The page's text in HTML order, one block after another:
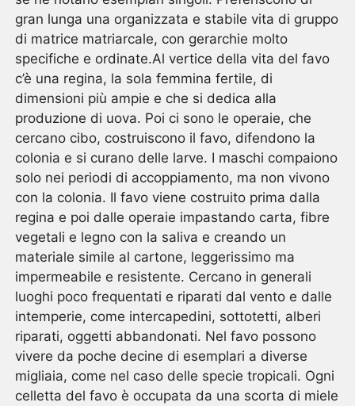
gran lunga una organizzata e stabile vita di gruppo
di matrice matriarcale, con gerarchie molto
specifiche e ordinate.Al vertice della vita del favo
c’è una regina, la sola femmina fertile, di
dimensioni più ampie e che si dedica alla
produzione di uova. Poi ci sono le operaie, che
cercano cibo, costruiscono il favo, difendono la
colonia e si curano delle larve. I maschi compaiono
solo nei periodi di accoppiamento, ma non vivono
con la colonia. Il favo viene costruito prima dalla
regina e poi dalle operaie impastando carta, fibre
vegetali e legno con la saliva e creando un
materiale simile al cartone, leggerissimo ma
impermeabile e resistente. Cercano in generali
luoghi poco frequentati e riparati dal vento e dalle
intemperie, come intercapedini, sottotetti, alberi
riparati, oggetti abbandonati. Nel favo possono
vivere da poche decine di esemplari a diverse
migliaia, come nel caso delle specie tropicali. Ogni
celletta del favo è occupata da una scorta di miele